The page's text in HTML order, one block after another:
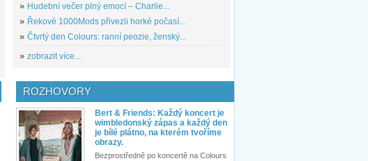
» Hudební večer plný emocí – Charlie...
» Řekové 1000Mods přivezli horké počasí...
» Čtvrtý den Colours: ranní peozie, ženský...
» zobrazit více...
ROZHOVORY
Bert & Friends: Každý koncert je
wimbledonský zápas a každý den
je bílé plátno, na kterém tvoříme
obrazy.
Bezprostředně po koncertě na Colours